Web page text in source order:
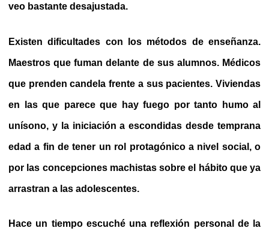
veo bastante desajustada.
Existen dificultades con los métodos de enseñanza.
Maestros que fuman delante de sus alumnos. Médicos
que prenden candela frente a sus pacientes. Viviendas
en las que parece que hay fuego por tanto humo al
unísono, y la iniciación a escondidas desde temprana
edad a fin de tener un rol protagónico a nivel social, o
por las concepciones machistas sobre el hábito que ya
arrastran a las adolescentes.
Hace un tiempo escuché una reflexión personal de la